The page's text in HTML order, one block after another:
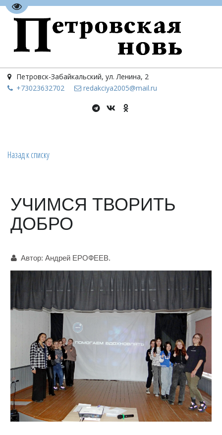
Перейти на версию для слабовидящих
Петровск-Забайкальский, ул. Ленина, 2
+73023632702 redakciya2005@mail.ru
Назад к списку
УЧИМСЯ ТВОРИТЬ
ДОБРО
Автор: Андрей ЕРОФЕЕВ.